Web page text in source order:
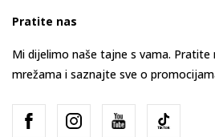
Pratite nas
Mi dijelimo naše tajne s vama. Pratite
mrežama i saznajte sve o